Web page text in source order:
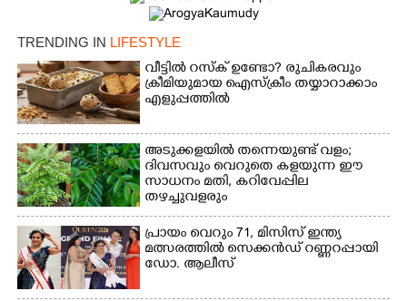
TRENDING IN LIFESTYLE
വീട്ടിൽ റസ്ക് ഉണ്ടോ? രുചികരവും
ക്രീമിയുമായ ഐസ്ക്രീം തയ്യാറാക്കാം
എളുപ്പത്തിൽ
അടുക്കളയിൽ തന്നെയുണ്ട് വളം;
ദിവസവും വെറുതെ കളയുന്ന ഈ
സാധനം മതി, കറിവേപ്പില
തഴച്ചുവളരും
പ്രായം വെറും 71, മിസിസ് ഇന്ത്യ
മത്സരത്തിൽ സെക്കൻഡ് റണ്ണറപ്പായി
ഡോ. ആലീസ്
Copy Link